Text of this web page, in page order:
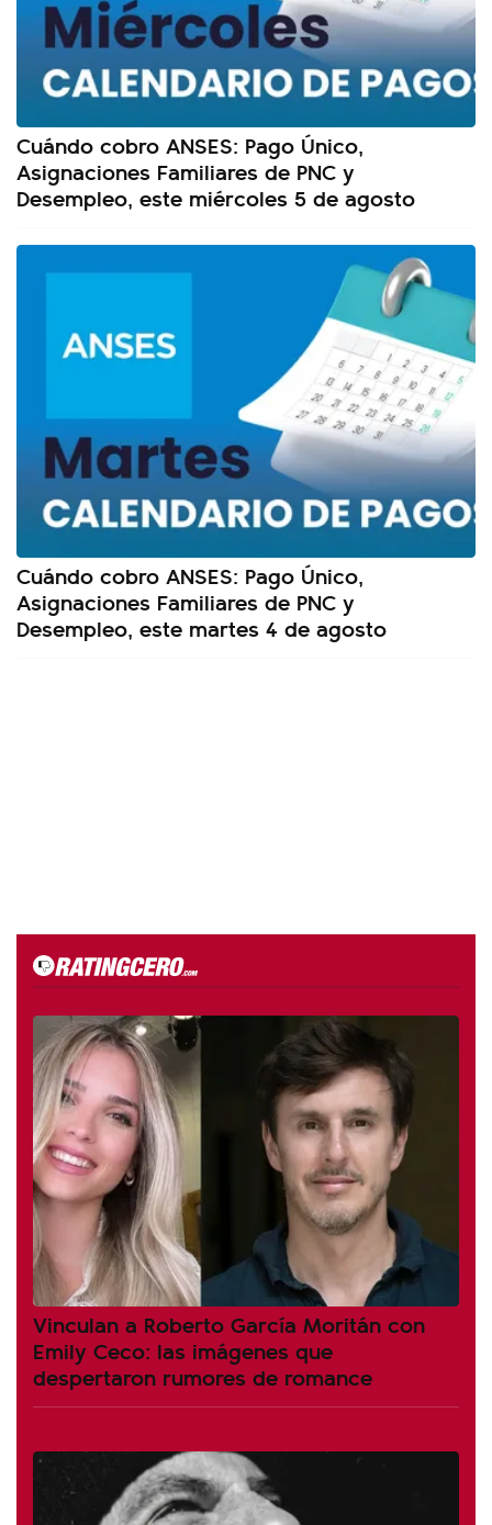
Cuándo cobro ANSES: Pago Único,
Asignaciones Familiares de PNC y
Desempleo, este miércoles 5 de agosto
Cuándo cobro ANSES: Pago Único,
Asignaciones Familiares de PNC y
Desempleo, este martes 4 de agosto
Vinculan a Roberto García Moritán con
Emily Ceco: las imágenes que
despertaron rumores de romance